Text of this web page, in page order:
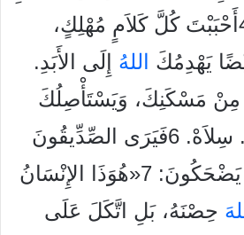
بِالصِّدْقِ. سِلاَهْ. 4أَحْبَبْتَ كُلَّ كَلاَمٍ مُهْلِكٍ،
الله ُ إِلَى الأَبَدِ.
مَسْكَنِكَ، وَيَسْتَأْصِلُكَ
مِنْ أَرْضِ الأَحْيَاءِ. سِلاَهْ. 6فَيَرَى الصِّدِّيقُونَ
وَيَخَافُونَ، وَعَلَيْهِ يَضْحَكُونَ: 7«هُوَذَا الإِنْسَانُ
َ حِصْنَهُ، بَلِ اتَّكَلَ عَلَى